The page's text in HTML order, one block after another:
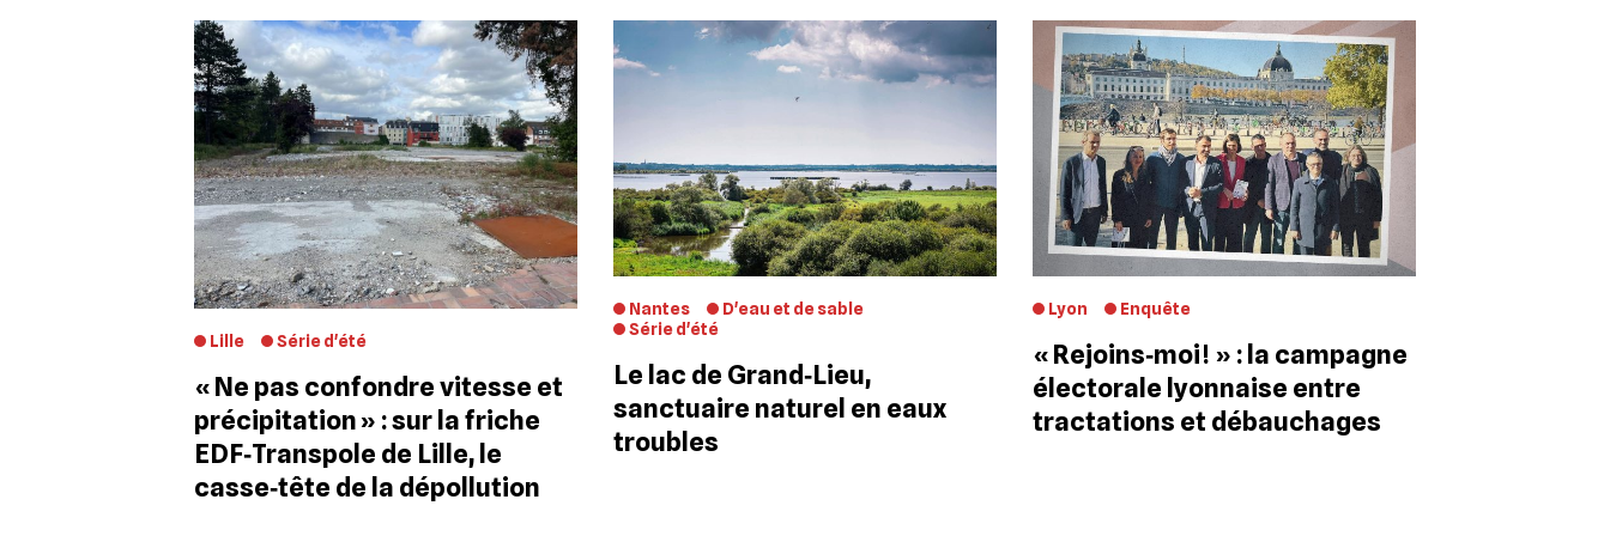
Lille Série d'été
« Ne pas confondre vitesse et
précipitation » : sur la friche
EDF‐Transpole de Lille, le
casse‐tête de la dépollution
Nantes
D'eau et de sable
Série d'été
Le lac de Grand‐Lieu,
sanctuaire naturel en eaux
troubles
Lyon Enquête
« Rejoins‐moi ! » : la campagne
électorale lyonnaise entre
tractations et débauchages